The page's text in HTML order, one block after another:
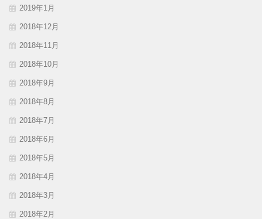
2019年1月
2018年12月
2018年11月
2018年10月
2018年9月
2018年8月
2018年7月
2018年6月
2018年5月
2018年4月
2018年3月
2018年2月